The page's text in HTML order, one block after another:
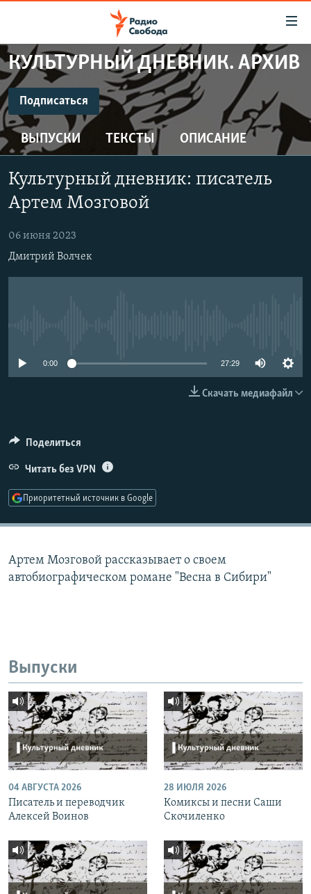
упрощенного
доступа
Вернуться
к
основному
содержанию
Вернутся
главной
Вернутся
поиску
ПРОГРАММЫ
ПОДКАСТЫ
АВТОРСКИЕ ПРОЕКТЫ
ЦИТАТЫ СВОБОДЫ
МНЕНИЯ
КУЛЬТУРА
КАВКАЗ.РЕАЛИИ
СЕВЕР.РЕАЛИИ
КУЛЬТУРНЫЙ ДНЕВНИК. АРХИВ
Подписаться
ПОДПИСАТЬСЯ
Подписаться
ВЫПУСКИ ТЕКСТЫ ОПИСАНИЕ
Культурный дневник: писатель
Артем Мозговой
06 июня 2023
Дмитрий Волчек
0:00 27:29
Скачать медиафайл
Поделиться
Читать без VPN
Приоритетный источник в Google
Артем Мозговой рассказывает о своем
автобиографическом романе "Весна в Сибири"
Выпуски
04 АВГУСТА 2026
Писатель и переводчик
Алексей Воинов
28 ИЮЛЯ 2026
Комиксы и песни Саши
Скочиленко